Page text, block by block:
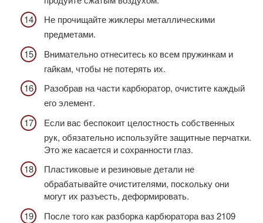
Не прочищайте жиклеры металлическими
предметами.
Внимательно отнеситесь ко всем пружинкам и
гайкам, чтобы не потерять их.
Разобрав на части карбюратор, очистите каждый
его элемент.
Если вас беспокоит целостность собственных
рук, обязательно используйте защитные перчатки.
Это же касается и сохранности глаз.
Пластиковые и резиновые детали не
обрабатывайте очистителями, поскольку они
могут их разъесть, деформировать.
После того как разборка карбюратора ваз 2109